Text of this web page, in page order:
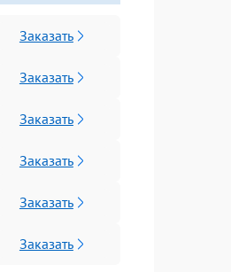
Заказать
Заказать
Заказать
Заказать
Заказать
Заказать